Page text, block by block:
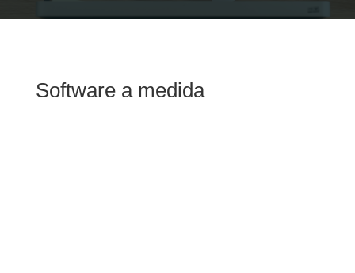
Software a medida